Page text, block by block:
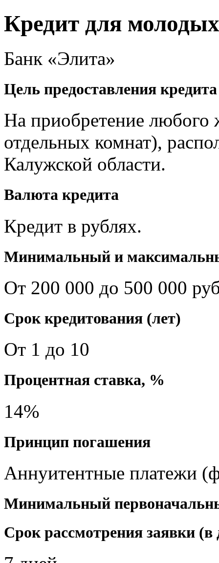
Кредит для
Банк «Элита»
Цель предоставления кредита
На приобретение
отдельных комнат),
Калужской области.
Валюта кредита
Кредит в рублях.
Минимальный и
От 200 000 до 500 000
Срок кредитования (лет)
От 1 до 10
Процентная ставка, %
14%
Принцип погашения
Аннуитентные платежи
Минимальный
Срок рассмотрения заявки (в